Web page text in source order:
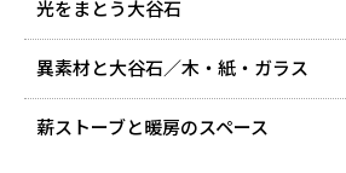
光をまとう大谷石
異素材と大谷石／木・紙・ガラス
薪ストーブと暖房のスペース